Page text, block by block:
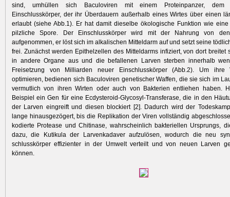
sind, umhüllen sich Baculoviren mit einem Proteinpanzer, dem
Einschlusskörper, der ihr Überdauern außerhalb eines Wirtes über einen
erlaubt (siehe Abb.1). Er hat damit dieselbe ökologische Funktion wie
pilz­liche Spore. Der Einschlusskörper wird mit der Nahrung von den
aufgenommen, er löst sich im alkalischen Mitteldarm auf und setzt seine
frei. Zunächst werden Epithelzellen des Mitteldarms infiziert, von dort breitet
in andere ­Organe aus und die befallenen Larven sterben innerhalb
Freisetzung von Milliarden neuer Einschlusskörper (Abb.2). Um ihre
optimieren, bedienen sich Baculoviren genetischer Waffen, die sie sich im
vermutlich von ihren Wirten oder auch von Bakterien entliehen haben.
Beispiel ein Gen für eine Ecdysteroid-Glycosyl-Transferase, die in den
der Larven eingreift und diesen blockiert [2]. Dadurch wird der
lange hinausgezögert, bis die Repli­kation der Viren vollständig
kodierte Protease und Chitinase, wahr­scheinlich bakte­riellen Ursprungs,
dazu, die Kutikula der Larvenka­daver aufzulösen, wodurch die neu
schlusskörper effizien­ter in der Umwelt verteilt und von neuen Larven
können.